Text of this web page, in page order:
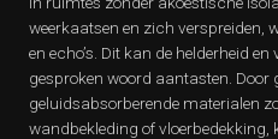
weerkaatsen en zich verspreiden,
en echo’s. Dit kan de helderheid
gesproken woord aantasten. Door
geluidsabsorberende materialen
wandbekleding of vloerbedekking,